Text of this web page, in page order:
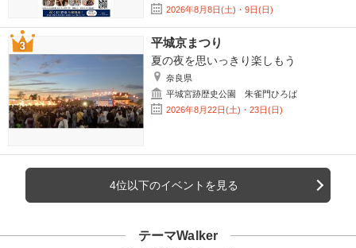
2026年8月8日(土)・9日(日)
平城京まつり
夏の夜を思いっきり楽しもう
奈良県
平城宮跡歴史公園 朱雀門ひろば
2026年8月22日(土)・23日(日)
4位以下のイベントを見る
テーマWalker